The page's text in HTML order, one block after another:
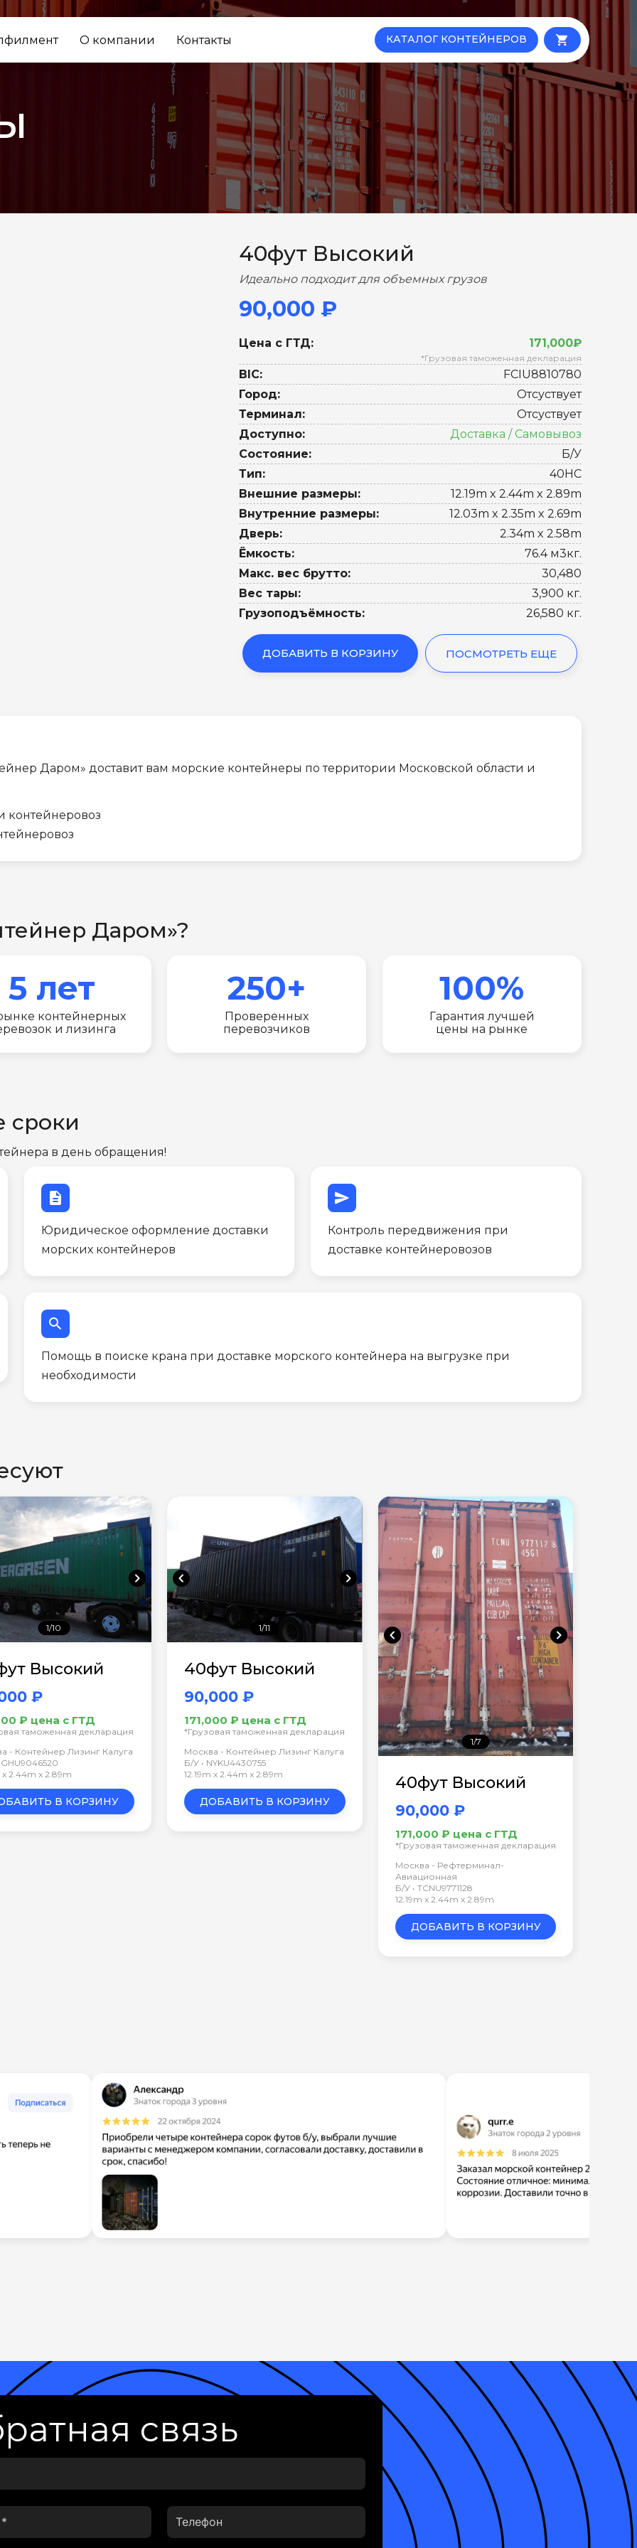
О компании Контакты КАТАЛОГ КОНТЕЙНЕРОВ local_grocery_store
ВПЕРЕД
40фут Высокий
Идеально подходит для объемных грузов
90,000 ₽
Цена с ГТД: 171,000₽
*Грузовая таможенная декларация
BIC:
FCIU8810780
Город:
Отсуствует
Терминал:
Отсуствует
Доступно:
Доставка / Самовывоз
Состояние:
Б/У
Тип:
40HC
Внешние размеры:
12.19m x 2.44m x 2.89m
Внутренние размеры:
12.03m x 2.35m x 2.69m
Дверь:
2.34m x 2.58m
Ёмкость:
76.4 м3кг.
Макс. вес брутто:
30,480
Вес тары:
3,900 кг.
Грузоподъёмность:
26,580 кг.
ДОБАВИТЬ В КОРЗИНУ ПОСМОТРЕТЬ ЕЩЕ
Даром» доставит вам морские контейнеры по территории Московской области и
контейнеровоз
Даром»?
5 лет
контейнерных
и лизинга
250+
Проверенных
перевозчиков
100%
Гарантия лучшей
цены на рынке
сроки
в день обращения!
description
Юридическое оформление доставки
морских контейнеров
send
Контроль передвижения при
доставке контейнеровозов
search
Помощь в поиске крана при доставке морского контейнера на выгрузке при
необходимости
chevron_right
1/10
Высокий
₽
₽ цена с ГТД
таможенная декларация
- Контейнер Лизинг Калуга
x 2.44m x 2.89m
В КОРЗИНУ
chevron_left chevron_right
1/11
40фут Высокий
90,000 ₽
171,000 ₽ цена с ГТД
*Грузовая таможенная декларация
Москва - Контейнер Лизинг Калуга
Б/У • NYKU4430755
12.19m x 2.44m x 2.89m
ДОБАВИТЬ В КОРЗИНУ
chevron_left chevron_right
1/7
40фут Высокий
90,000 ₽
171,000 ₽ цена с ГТД
*Грузовая таможенная декларация
Москва - Рефтерминал-
Авиационная
Б/У • TCNU9771128
12.19m x 2.44m x 2.89m
ДОБАВИТЬ В КОРЗИНУ
связь